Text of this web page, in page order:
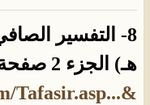
هـ) الجزء 2 صفحة 344
Tafasir.asp...&